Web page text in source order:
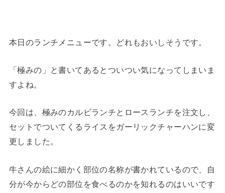
本日のランチメニューです。どれもおいしそうです。
「極みの」と書いてあるとついつい気になってしまいま
すよね。
今回は、極みのカルビランチとロースランチを注文し、
セットでついてくるライスをガーリックチャーハンに変
更しました。
牛さんの絵に細かく部位の名称が書かれているので、自
分が今からどの部位を食べるのかを知れるのはいいです